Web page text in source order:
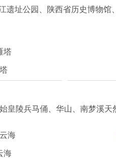
遗址公园、陕西省历史博物
皇陵兵马俑、华山、南梦溪
海